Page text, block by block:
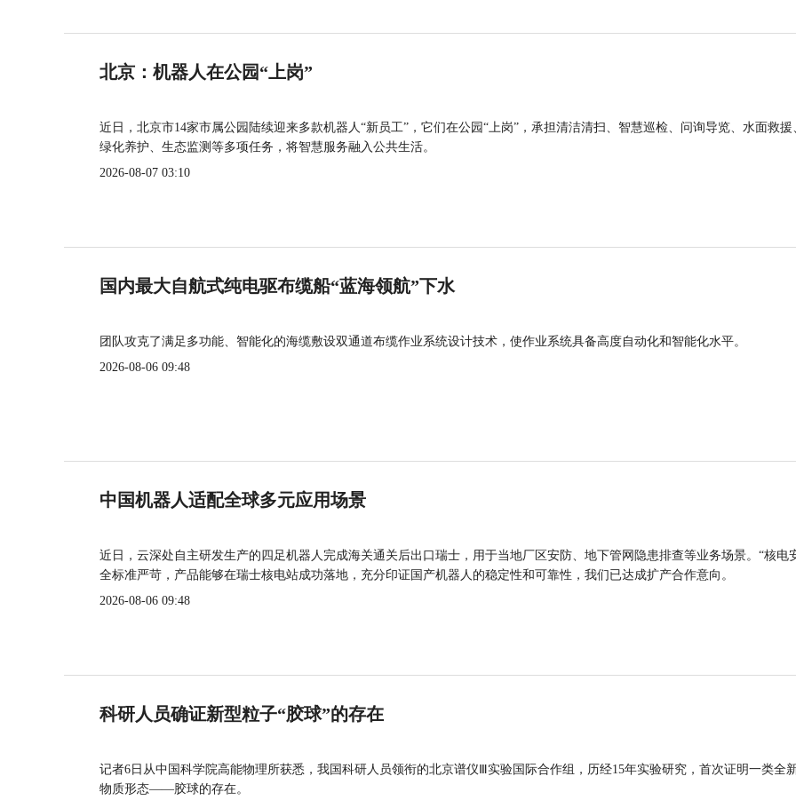
北京：机器人在公园“上岗”
近日，北京市14家市属公园陆续迎来多款机器人“新员工”，它们在公园“上岗”，承担清洁清扫、智慧巡检、问询导览、水面救援
绿化养护、生态监测等多项任务，将智慧服务融入公共生活。
2026-08-07 03:10
国内最大自航式纯电驱布缆船“蓝海领航”下水
团队攻克了满足多功能、智能化的海缆敷设双通道布缆作业系统设计技术，使作业系统具备高度自动化和智能化水平。
2026-08-06 09:48
中国机器人适配全球多元应用场景
近日，云深处自主研发生产的四足机器人完成海关通关后出口瑞士，用于当地厂区安防、地下管网隐患排查等业务场景。“核电
全标准严苛，产品能够在瑞士核电站成功落地，充分印证国产机器人的稳定性和可靠性，我们已达成扩产合作意向。
2026-08-06 09:48
科研人员确证新型粒子“胶球”的存在
记者6日从中国科学院高能物理所获悉，我国科研人员领衔的北京谱仪Ⅲ实验国际合作组，历经15年实验研究，首次证明一类全
物质形态——胶球的存在。